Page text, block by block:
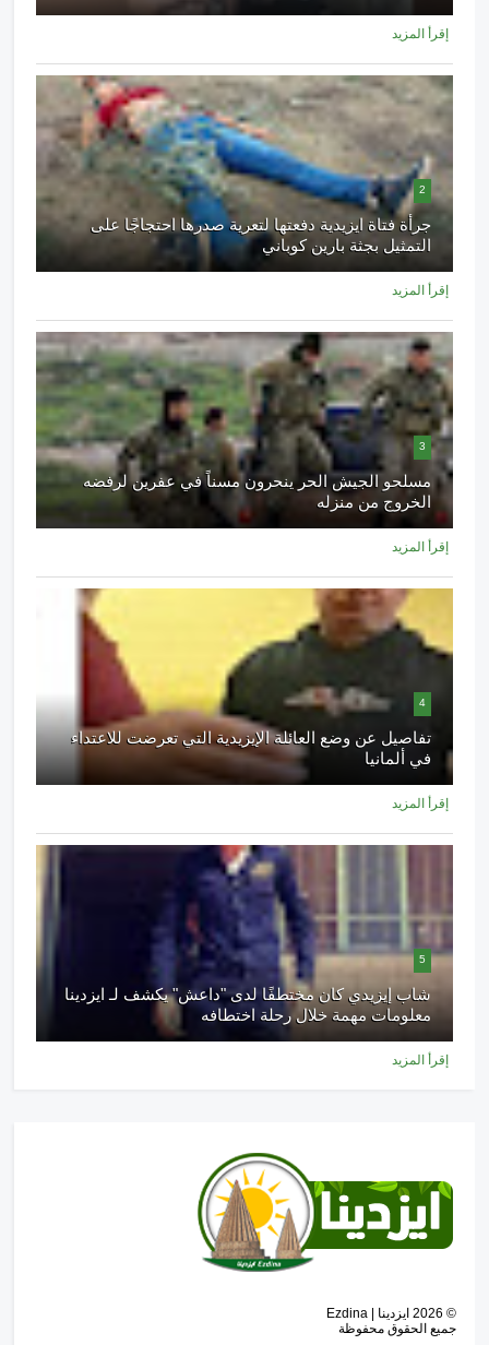
إقرأ المزيد
2
جرأة فتاة ايزيدية دفعتها لتعرية صدرها احتجاجًا على
التمثيل بجثة بارين كوباني
إقرأ المزيد
3
مسلحو الجيش الحر ينحرون مسناً في عفرين لرفضه
الخروج من منزله
إقرأ المزيد
4
تفاصيل عن وضع العائلة الإيزيدية التي تعرضت للاعتداء
في ألمانيا
إقرأ المزيد
5
شاب إيزيدي كان مختطفًا لدى "داعش" يكشف لـ ايزدينا
معلومات مهمة خلال رحلة اختطافه
إقرأ المزيد
©
2026 ايزدينا | Ezdina
جميع الحقوق محفوظة